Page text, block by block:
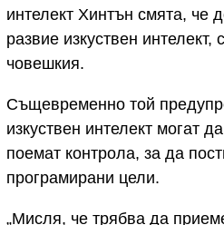
интелект Хинтън смята, че
развие изкуствен интелект,
човешкия.
Същевременно той
изкуствен интелект могат
поемат контрола, за да
програмирани цели.
„Мисля, че трябва да